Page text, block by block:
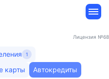
Лицензия №68
1
карты Автокредиты